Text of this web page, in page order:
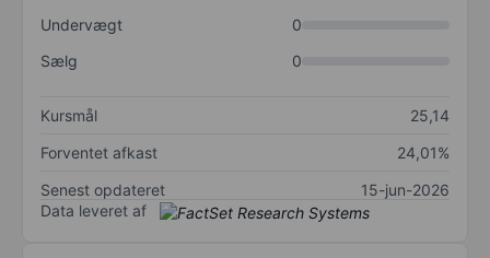
Undervægt
0
Sælg
0
Kursmål
25,14
Forventet afkast
24,01%
Senest opdateret
15-jun-2026
Data leveret af